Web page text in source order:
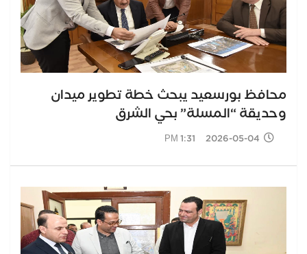
محافظ بورسعيد يبحث خطة تطوير ميدان
وحديقة “المسلة” بحي الشرق
2026-05-04 1:31 PM